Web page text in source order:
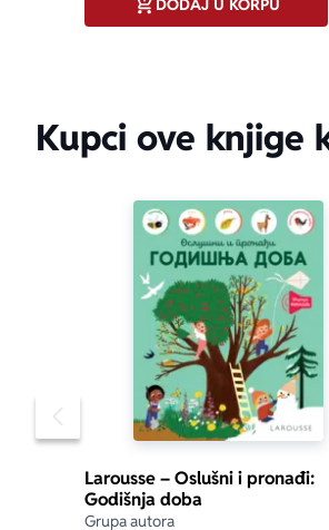
DODAJ U KORPU
Kupci ove knjige
Pomeranje sadržaja slajdera u levo
Larousse – Oslušni i pronađi:
Godišnja doba
Grupa autora